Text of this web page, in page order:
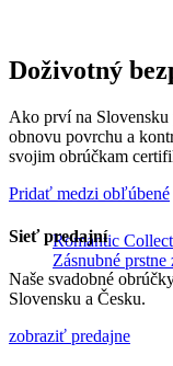
Romantic
Zásnubné
Doživotný
Ako prví na Slovensku
obnovu povrchu a
svojim obrúčkam
Pridať medzi obľúbené
Sieť predajní
Naše svadobné
Slovensku a Česku.
zobraziť predajne